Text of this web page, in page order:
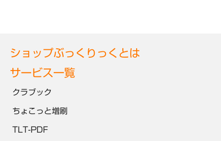
ショップぶっくりっくとは
サービス一覧
クラブック
ちょこっと増刷
TLT-PDF